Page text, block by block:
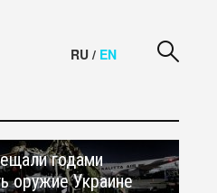
RU / EN
годами
оружие Украине